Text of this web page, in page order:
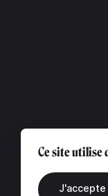
Ce site utilise
J'accepte